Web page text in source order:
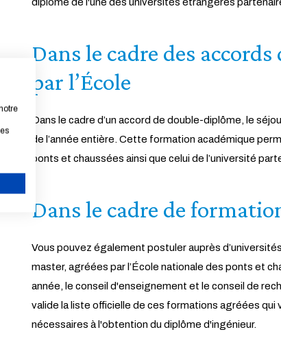
ANNULER
diplôme de l'une des universités étrangères
Dans le cadre des
par l’École
Dans le cadre d’un accord de double-diplôme, le
de l’année entière. Cette formation académique
ponts et chaussées ainsi que celui de l’université
Dans le cadre de
Vous pouvez également postuler auprès
master, agréées par l’École nationale des ponts et
année, le conseil d'enseignement et le conseil de
valide la liste officielle de ces formations agréées
nécessaires à l'obtention du diplôme d'ingénieur.